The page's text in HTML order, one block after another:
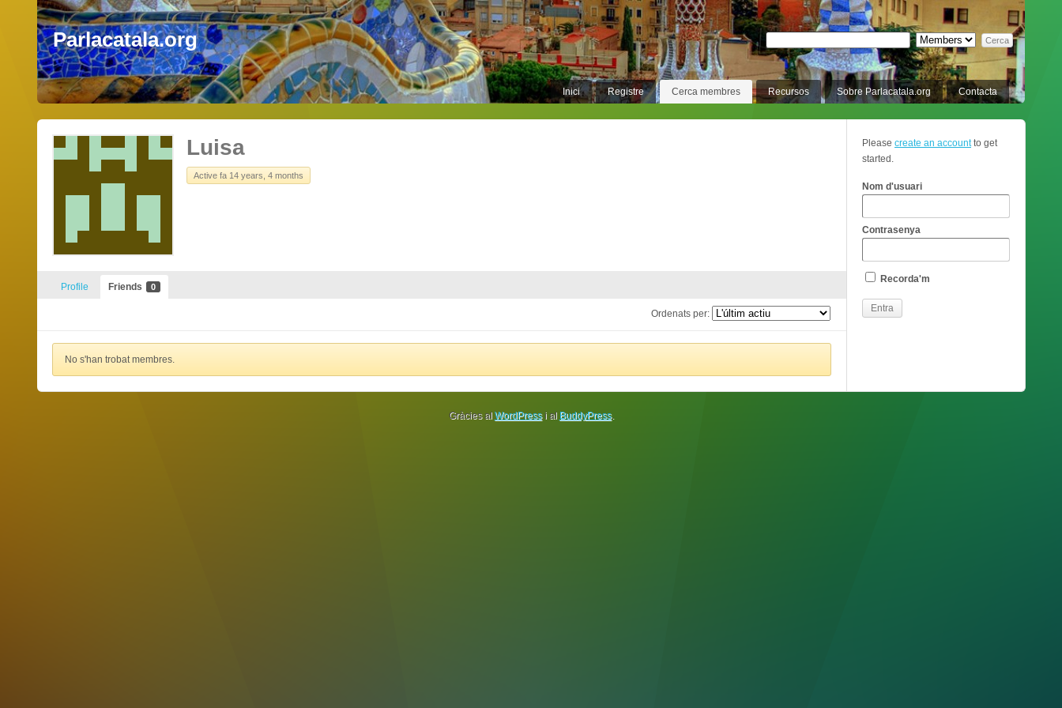
Parlacatala.org
Inici Registre Cerca membres Recursos Sobre Parlacatala.org Contacta
Luisa
Active fa 14 years, 4 months
Profile Friends 0
Ordenats per:
No s'han trobat membres.
Please create an accountto get
started.
Nom d'usuari
Contrasenya
Recorda'm
Gràcies al WordPressi al BuddyPress.